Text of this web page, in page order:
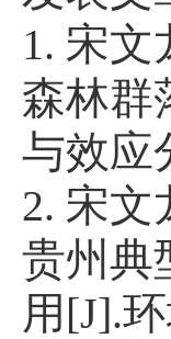
1. 宋文
森林群
与效应
2. 宋文
贵州典
用 [J].